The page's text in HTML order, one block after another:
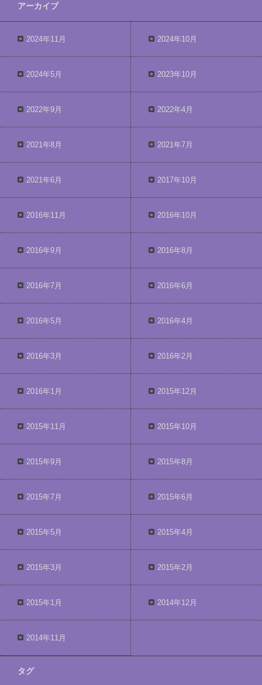
アーカイブ
2024年11月 2024年10月
2024年5月 2023年10月
2022年9月 2022年4月
2021年8月 2021年7月
2021年6月 2017年10月
2016年11月 2016年10月
2016年9月 2016年8月
2016年7月 2016年6月
2016年5月 2016年4月
2016年3月 2016年2月
2016年1月 2015年12月
2015年11月 2015年10月
2015年9月 2015年8月
2015年7月 2015年6月
2015年5月 2015年4月
2015年3月 2015年2月
2015年1月 2014年12月
2014年11月
タグ